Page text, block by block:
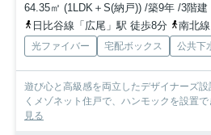
64.35㎡ (1LDK＋S(納戸)) /築9年 /3階建
日比谷線「広尾」駅 徒歩8分
南北線
光ファイバー 宅配ボックス 公共下
遊び心と高級感を両立したデザイナーズ
くメゾネット住戸で、ハンモックを設置で
見る